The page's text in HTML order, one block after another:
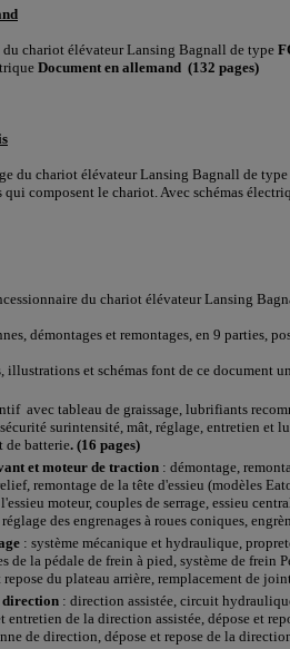
chariot élévateur Lansing Bagnall de type
Document en allemand (132 pages)
du chariot élévateur Lansing Bagnall de type
qui composent le chariot. Avec schémas
du chariot élévateur Lansing
démontages et remontages, en 9 parties,
illustrations et schémas font de ce document
avec tableau de graissage, lubrifiants
surintensité, mât, réglage, entretien et
de batterie. (16 pages)
et moteur de traction : démontage,
remontage de la tête d'essieu (modèles
moteur, couples de serrage, essieu
des engrenages à roues coniques,
: système mécanique et hydraulique,
de la pédale de frein à pied, système de
repose du plateau arrière, remplacement de
direction : direction assistée, circuit
entretien de la direction assistée, dépose et
de direction, dépose et repose de la